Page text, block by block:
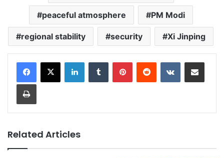
peaceful atmosphere PM Modi
regional stability security Xi Jinping
LinkedInTumblr PinterestReddit VKontakteShare via Email
Print
Related Articles